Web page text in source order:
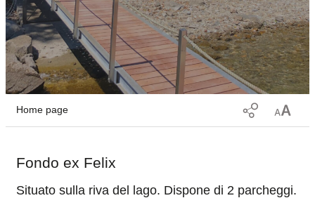
Home page
Fondo ex Felix
Situato sulla riva del lago. Dispone di 2 parcheggi.